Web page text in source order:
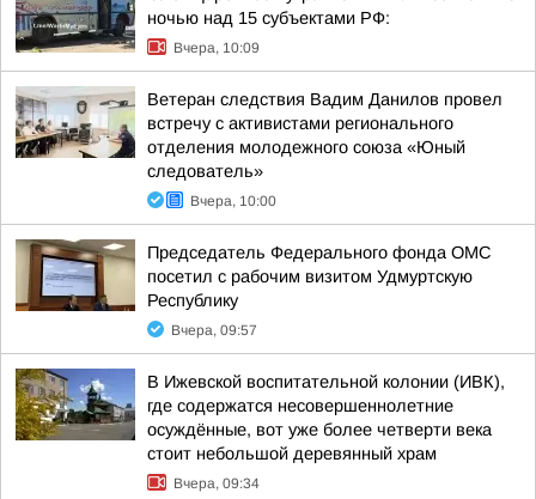
ночью над 15 субъектами РФ:
Вчера, 10:09
Ветеран следствия Вадим Данилов провел
встречу с активистами регионального
отделения молодежного союза «Юный
следователь»
Вчера, 10:00
Председатель Федерального фонда ОМС
посетил с рабочим визитом Удмуртскую
Республику
Вчера, 09:57
В Ижевской воспитательной колонии (ИВК),
где содержатся несовершеннолетние
осуждённые, вот уже более четверти века
стоит небольшой деревянный храм
Вчера, 09:34